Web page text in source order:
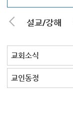
내 설교/강해
최근등록자료
자유게시판
교회소식
성도컬럼
새가족사진
새가족가이드
포토앨범
찬양쉼터
신앙도서
성경읽기퀴즈
기도부탁
교회소식 전체
공지
교인동정